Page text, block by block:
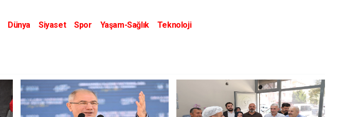
Dünya Siyaset Spor Yaşam-Sağlık
Teknoloji